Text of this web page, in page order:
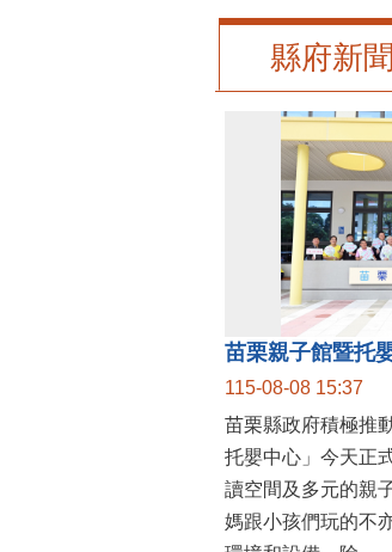
縣府新聞
115-08-08 15:37
苗栗縣政府積極推
托嬰中心」今天正
讀空間及多元的親
媽跟小孩們玩的不